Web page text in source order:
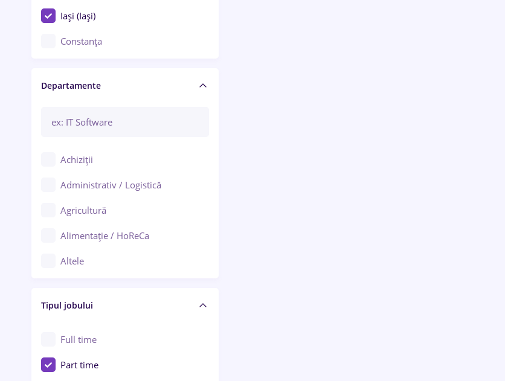
Iași (Iași)
Constanța
Brașov
Bacău
Galați (Galați)
Ploiești
Arad
Baia Mare
Departamente
Achiziții
Administrativ / Logistică
Agricultură
Alimentație / HoReCa
Altele
Asigurări
Au pair / Babysitter / Curățenie
Audit / Consultanță
Tipul jobului
Full time
Part time